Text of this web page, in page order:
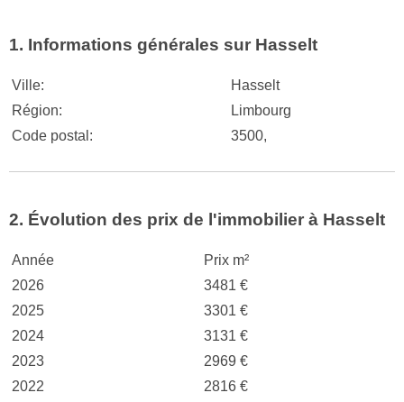
1. Informations générales sur Hasselt
Ville:
Hasselt
Région:
Limbourg
Code postal:
3500,
2. Évolution des prix de l'immobilier à Hasselt
Année
Prix m²
2026
3481 €
2025
3301 €
2024
3131 €
2023
2969 €
2022
2816 €